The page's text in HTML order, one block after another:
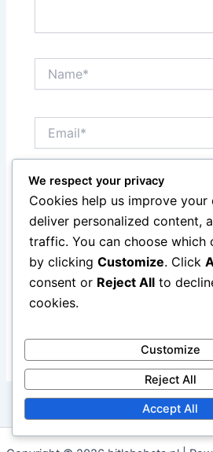
Website
Save my name, email, and
for the next time I comment.
We respect your privacy
Cookies help us improve your
deliver personalized content,
traffic. You can choose which
by clicking Customize. Click
consent or Reject All to
cookies.
Customize
Reject All
Accept All